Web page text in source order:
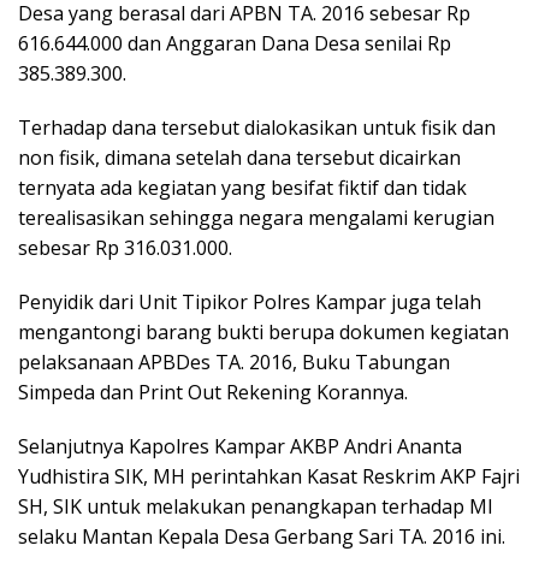
Desa yang berasal dari APBN TA. 2016 sebesar Rp
616.644.000 dan Anggaran Dana Desa senilai Rp
385.389.300.
Terhadap dana tersebut dialokasikan untuk fisik dan
non fisik, dimana setelah dana tersebut dicairkan
ternyata ada kegiatan yang besifat fiktif dan tidak
terealisasikan sehingga negara mengalami kerugian
sebesar Rp 316.031.000.
Penyidik dari Unit Tipikor Polres Kampar juga telah
mengantongi barang bukti berupa dokumen kegiatan
pelaksanaan APBDes TA. 2016, Buku Tabungan
Simpeda dan Print Out Rekening Korannya.
Selanjutnya Kapolres Kampar AKBP Andri Ananta
Yudhistira SIK, MH perintahkan Kasat Reskrim AKP Fajri
SH, SIK untuk melakukan penangkapan terhadap MI
selaku Mantan Kepala Desa Gerbang Sari TA. 2016 ini.